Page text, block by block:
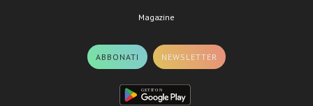
Magazine
ABBONATI NEWSLETTER